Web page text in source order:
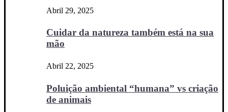
Abril 29, 2025
Cuidar da natureza também está na sua
mão
Abril 22, 2025
Poluição ambiental “humana” vs criação
de animais